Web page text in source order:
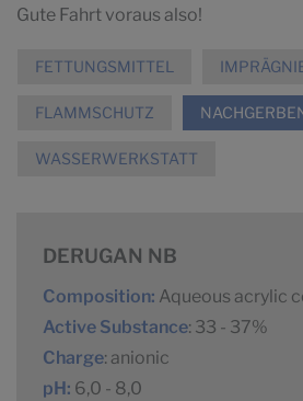
Gute Fahrt voraus also!
FETTUNGSMITTEL
FLAMMSCHUTZ
WASSERWERKSTATT
DERUGAN NB
Composition: Aqueous acrylic
Active Substance: 33 - 37%
Charge: anionic
pH: 6,0 - 8,0